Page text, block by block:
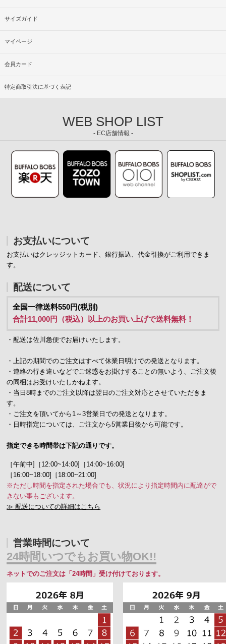
サイズガイド
マイページ
会員カード
特定商取引法に基づく表記
WEB SHOP LIST
- EC店舗情報 -
お支払いについて
お支払いはクレッジットカード、銀行振込、代金引換がご利用できま
す。
配送について
全国一律送料550円(税別)
合計11,000円（税込）以上のお買い上げで送料無料！
・配送は佐川急便でお届けいたします。
・上記の期間でのご注文はすべて休業日明けでの発送となります。
・連絡の行き違いなどでご迷惑をお掛けすることの無いよう、ご注文後
の同梱はお受けいたしかねます。
・当日8時までのご注文以降は翌日のご注文対応とさせていただきま
す。
・ご注文を頂いてから1～3営業日での発送となります。
・日時指定については、ご注文から5営業日後から可能です。
指定できる時間帯は下記の通りです。
［午前中]［12:00~14:00]［14:00~16:00]
［16:00~18:00]［18:00~21:00]
※ただし時間を指定された場合でも、状況により指定時間内に配達がで
きない事もございます。
≫ 配送についての詳細はこちら
営業時間について
24時間いつでもお買い物OK!!
ネットでのご注文は「24時間」受け付けております。